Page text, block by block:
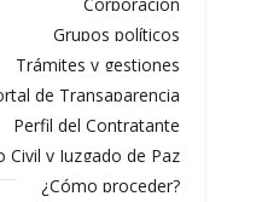
Grupos políticos
Trámites y gestiones
de Transaparencia
Perfil del Contratante
Civil y Juzgado de Paz
¿Cómo proceder?